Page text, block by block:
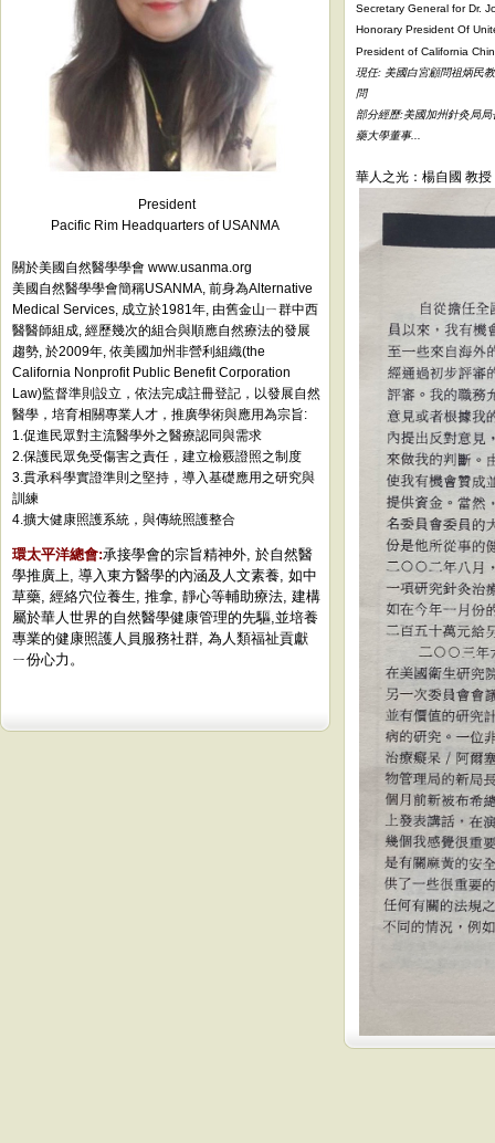
President
Pacific Rim Headquarters of USANMA
關於美國自然醫學學會 www.usanma.org
美國自然醫學學會簡稱USANMA, 前身為Alternative
Medical Services, 成立於1981年, 由舊金山ㄧ群中西
醫醫師組成, 經歷幾次的組合與順應自然療法的發展
趨勢, 於2009年, 依美國加州非營利組織(the
California Nonprofit Public Benefit Corporation
Law)監督準則設立，依法完成註冊登記，以發展自然
醫學，培育相關專業人才，推廣學術與應用為宗旨:
1.促進民眾對主流醫學外之醫療認同與需求
2.保護民眾免受傷害之責任，建立檢覈證照之制度
3.貫承科學實證準則之堅持，導入基礎應用之研究與
訓練
4.擴大健康照護系統，與傳統照護整合
環太平洋總會:承接學會的宗旨精神外, 於自然醫
學推廣上, 導入東方醫學的內涵及人文素養, 如中
草藥, 經絡穴位養生, 推拿, 靜心等輔助療法, 建構
屬於華人世界的自然醫學健康管理的先驅,並培養
專業的健康照護人員服務社群, 為人類福祉貢獻
ㄧ份心力。
Secretary General for Dr.
Honorary President Of
President of California
現任: 美國白宮顧問祖炳民
問
部分經歷:美國加州針灸局
藥大學董事...
華人之光：楊自國 教授